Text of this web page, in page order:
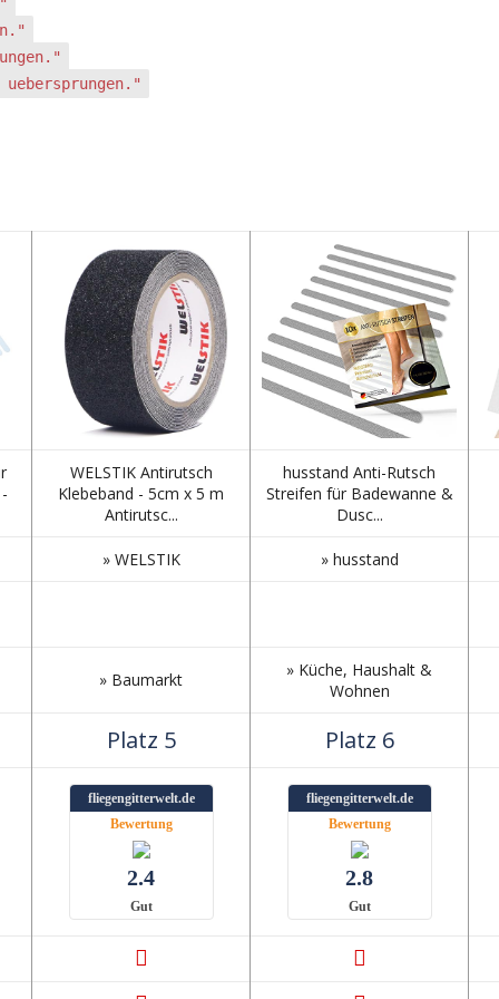
WELSTIK Antirutsch
Klebeband - 5cm x 5 m
Antirutsc...
husstand Anti-Rutsch
Streifen für Badewanne &
Dusc...
» WELSTIK » husstand
» Baumarkt
» Küche, Haushalt &
Wohnen
Platz 5 Platz 6
fliegengitterwelt.de
Bewertung
2.4
Gut
fliegengitterwelt.de
Bewertung
2.8
Gut